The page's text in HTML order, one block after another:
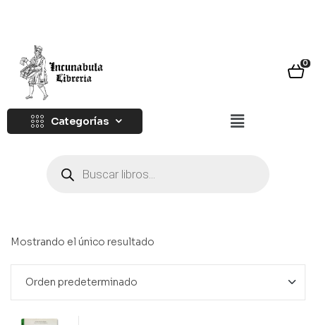
0
Categorías
Mostrando el único resultado